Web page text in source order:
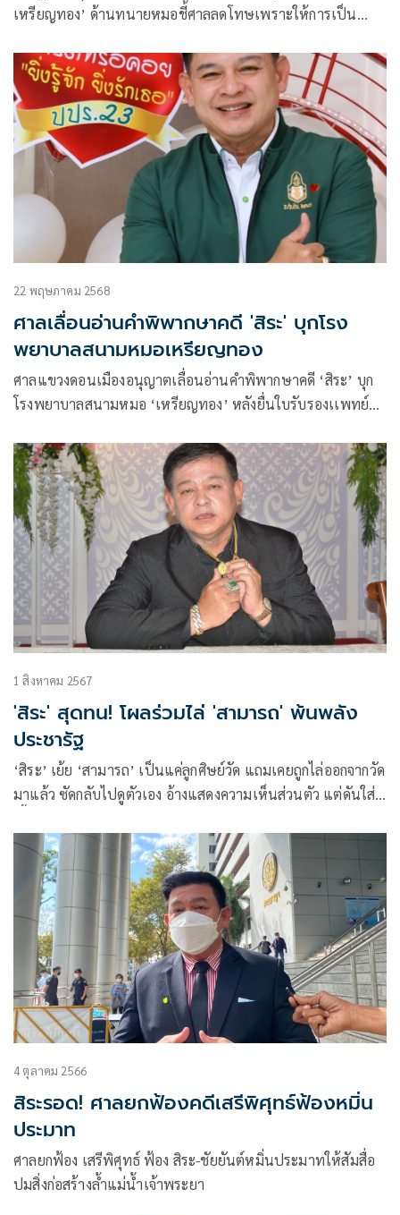
เหรียญทอง’ ด้านทนายหมอชี้ศาลลดโทษเพราะให้การเป็น
ตัดสินของศาล
22 พฤษภาคม 2568
ศาลเลื่อนอ่านคำพิพากษาคดี 'สิระ' บุกโรง
พยาบาลสนามหมอเหรียญทอง
ศาลแขวงดอนเมืองอนุญาตเลื่อนอ่านคำพิพากษาคดี ‘สิระ’ บุก
โรงพยาบาลสนามหมอ ‘เหรียญทอง’ หลังยื่นใบรับรองเเพทย์
1 สิงหาคม 2567
'สิระ' สุดทน! โผลร่วมไล่ 'สามารถ' พ้นพลัง
ประชารัฐ
‘สิระ’ เย้ย ‘สามารถ’ เป็นแค่ลูกศิษย์วัด แถมเคยถูกไล่ออกจากวัด
มาแล้ว ซัดกลับไปดูตัวเอง อ้างแสดงความเห็นส่วนตัว แต่ดันใส่
4 ตุลาคม 2566
สิระรอด! ศาลยกฟ้องคดีเสรีพิศุทธ์ฟ้องหมิ่น
ประมาท
ศาลยกฟ้อง เสรีพิศุทธ์ ฟ้อง สิระ-ชัยยันต์หมิ่นประมาทให้สัมสื่อ
ปมสิ่งก่อสร้างล้ำแม่น้ำเจ้าพระยา